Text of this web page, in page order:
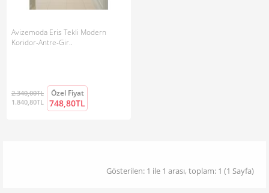
Avizemoda Eris Tekli Modern
Koridor-Antre-Gir..
2.340,00TL
1.840,80TL
Özel Fiyat
748,80TL
Gösterilen: 1 ile 1 arası, toplam: 1 (1 Sayfa)